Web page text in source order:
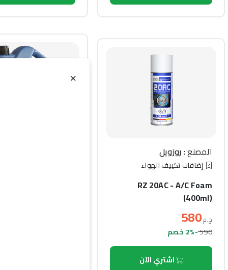
×
المصنع :روزويل
إضافات تكييف الهواء
RZ 20AC - A/C Foam
(400ml)
ج.م580
590-2% خصم
اشتري الآن